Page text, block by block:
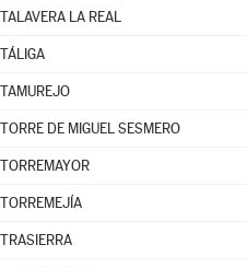
TALAVERA LA REAL
TÁLIGA
TAMUREJO
TORRE DE MIGUEL SESMERO
TORREMAYOR
TORREMEJÍA
TRASIERRA